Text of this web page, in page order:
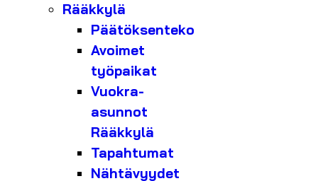
Rääkkylä
Päätöksenteko
Avoimet
työpaikat
Vuokra-
asunnot
Rääkkylä
Tapahtumat
Nähtävyydet